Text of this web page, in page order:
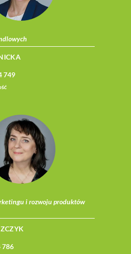
749
i rozwoju produktów
786